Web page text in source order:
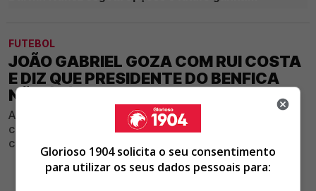
FUTEBOL
JOÃO GABRIEL GOZA COM RUI COSTA
E DIZ QUE PRESIDENTE DO BENFICA
NÃO É LÍDER NENHUM
Antigo diretor de comunicação das águias volta a fazer
críticas ao dirigente máximo das águias, após início
conturbado de temporada
Glorioso 1904 solicita o seu consentimento
para utilizar os seus dados pessoais para: